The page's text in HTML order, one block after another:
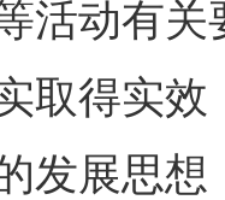
活动有
取得实
发展思